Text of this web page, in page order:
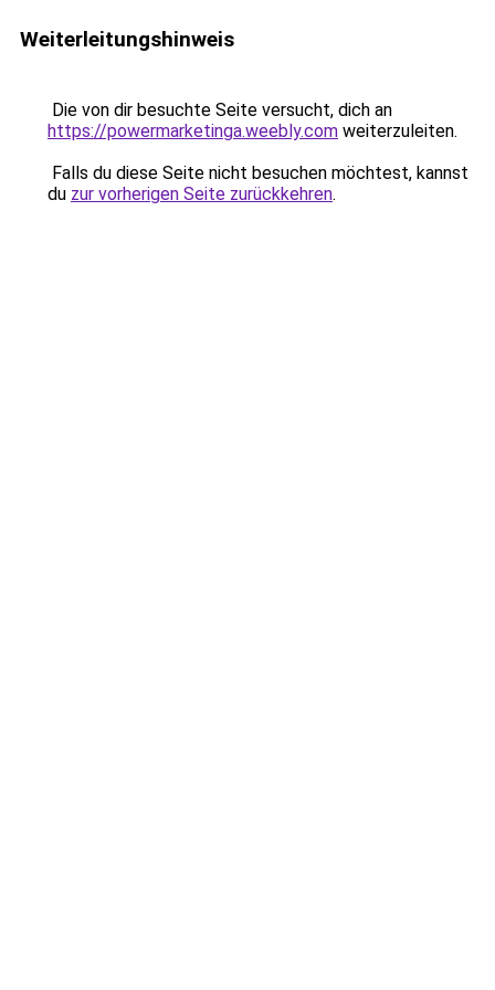
Weiterleitungshinweis
Die von dir besuchte Seite versucht, dich an
https://powermarketinga.weebly.com weiterzuleiten.
Falls du diese Seite nicht besuchen möchtest, kannst
du zur vorherigen Seite zurückkehren.